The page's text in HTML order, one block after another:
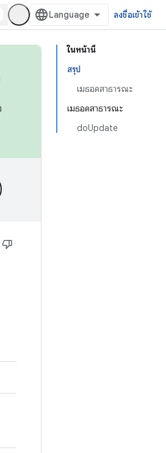
ลงชื่อเข้าใช้
ในหน้านี้
สรุป
เมธอดสาธารณะ
เมธอดสาธารณะ
doUpdate